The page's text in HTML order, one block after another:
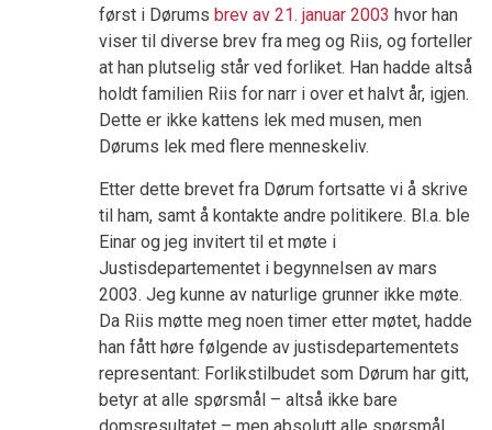
først i Dørums brev av 21. januar 2003 hvor han
viser til diverse brev fra meg og Riis, og forteller
at han plutselig står ved forliket. Han hadde altså
holdt familien Riis for narr i over et halvt år, igjen.
Dette er ikke kattens lek med musen, men
Dørums lek med flere menneskeliv.
Etter dette brevet fra Dørum fortsatte vi å skrive
til ham, samt å kontakte andre politikere. Bl.a. ble
Einar og jeg invitert til et møte i
Justisdepartementet i begynnelsen av mars
2003. Jeg kunne av naturlige grunner ikke møte.
Da Riis møtte meg noen timer etter møtet, hadde
han fått høre følgende av justisdepartementets
representant: Forlikstilbudet som Dørum har gitt,
betyr at alle spørsmål – altså ikke bare